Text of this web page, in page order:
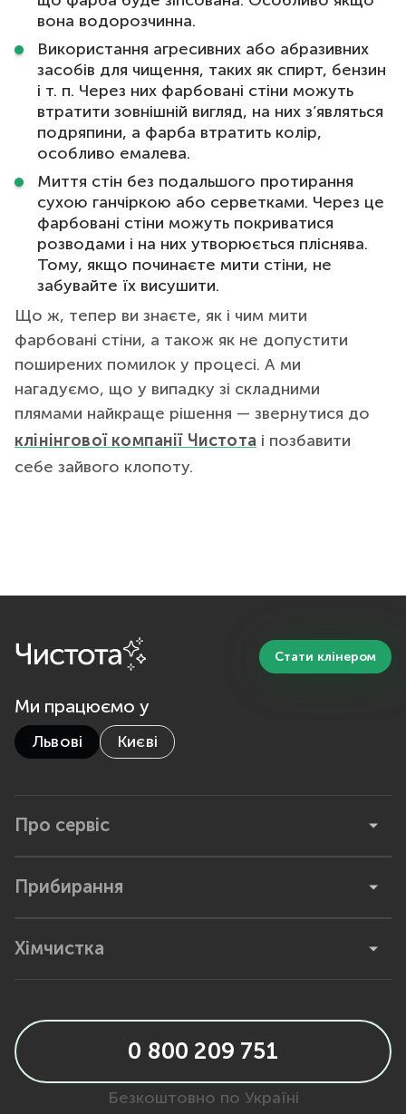
вона водорозчинна.
Використання агресивних або абразивних
засобів для чищення, таких як спирт, бензин
і т. п. Через них фарбовані стіни можуть
втратити зовнішній вигляд, на них з’являться
подряпини, а фарба втратить колір,
особливо емалева.
Миття стін без подальшого протирання
сухою ганчіркою або серветками. Через це
фарбовані стіни можуть покриватися
розводами і на них утворюється пліснява.
Тому, якщо починаєте мити стіни, не
забувайте їх висушити.
Що ж, тепер ви знаєте, як і чим мити
фарбовані стіни, а також як не допустити
поширених помилок у процесі. А ми
нагадуємо, що у випадку зі складними
плямами найкраще рішення — звернутися до
клінінгової компанії Чистота і позбавити
себе зайвого клопоту.
Ми працюємо у
Львові Києві
Стати клінером
Про сервіс
Прибирання
Хімчистка
0 800 209 751
Безкоштовно по Україні